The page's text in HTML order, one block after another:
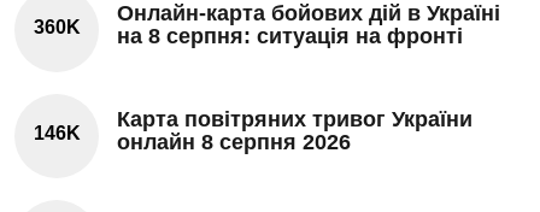
360K
Онлайн-карта бойових дій в Україні
на 8 серпня: ситуація на фронті
146K
Карта повітряних тривог України
онлайн 8 серпня 2026